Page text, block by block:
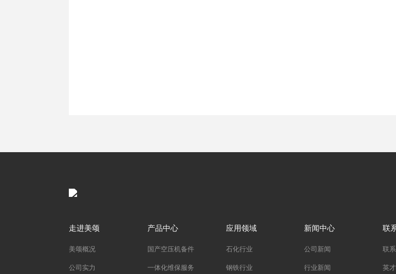
走进美颂
美颂概况
公司实力
产品中心
国产空压机备件
一体化维保服务
应用领域
石化行业
钢铁行业
新闻中心
公司新闻
行业新闻
联
联
英